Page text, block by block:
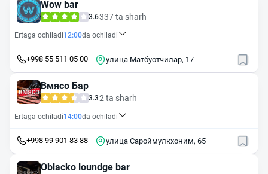
Wow bar
3.6337 ta sharh
Ertaga ochiladi12:00da ochiladi
+998 55 511 05 00 улица Матбуотчилар, 17
Вмясо Бар
3.32 ta sharh
Ertaga ochiladi14:00da ochiladi
+998 99 901 83 88 улица Сароймулкхоним, 65
Oblacko loundge bar